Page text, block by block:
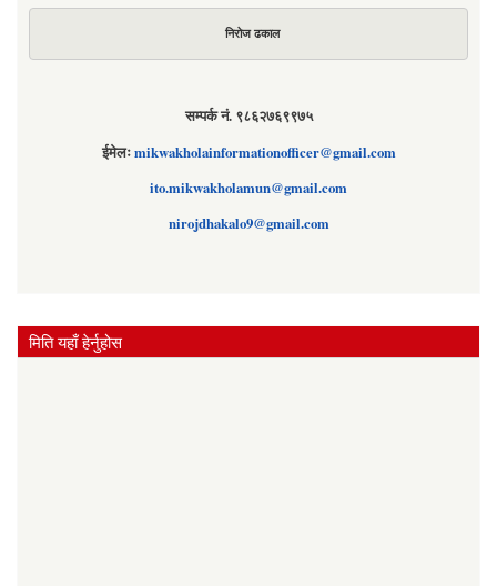
निरोज ढकाल
सम्पर्क नं. ९८६२७६९९७५
ईमेलःmikwakholainformationofficer@gmail.com
ito.mikwakholamun@gmail.com
nirojdhakalo9@gmail.com
मिति यहाँ हेर्नुहोस